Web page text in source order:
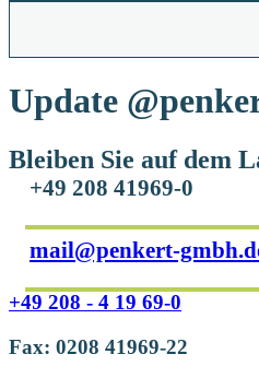
Update
Bleiben Sie auf dem
+49 208 41969-0
mail@penkert-
+49 208 - 4 19 69-0
Fax: 0208 41969-22